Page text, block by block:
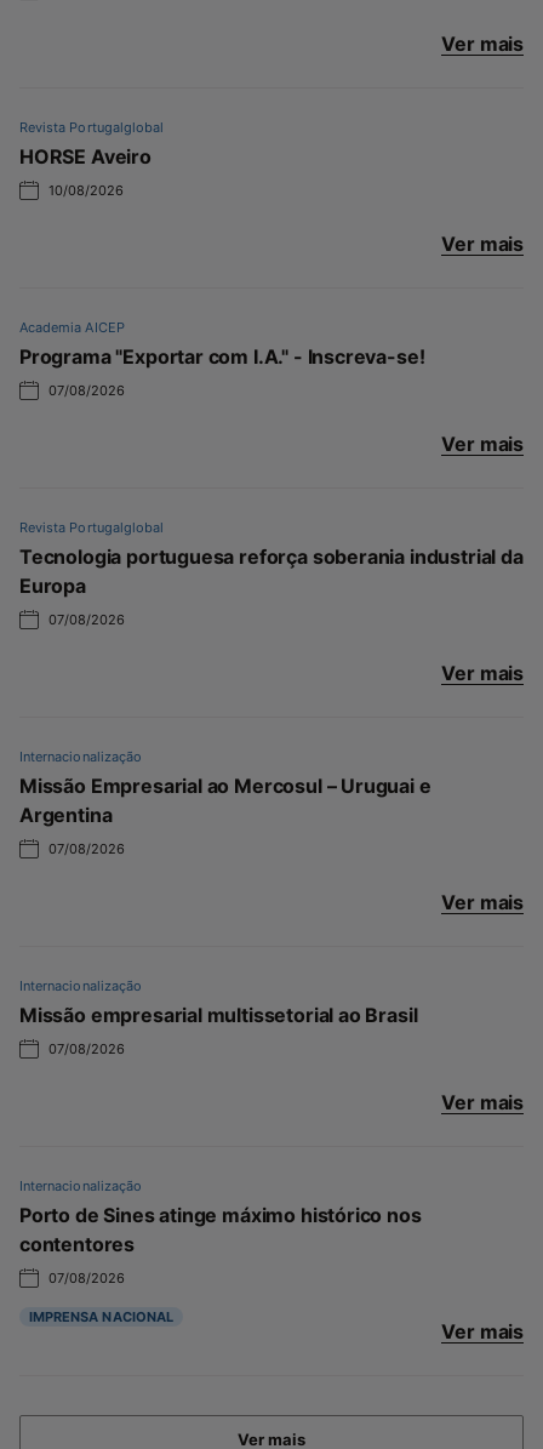
Ver mais
Revista Portugalglobal
HORSE Aveiro
10/08/2026
Ver mais
Academia AICEP
Programa "Exportar com I.A." - Inscreva-se!
07/08/2026
Ver mais
Revista Portugalglobal
Tecnologia portuguesa reforça soberania industrial da
Europa
07/08/2026
Ver mais
Internacionalização
Missão Empresarial ao Mercosul – Uruguai e
Argentina
07/08/2026
Ver mais
Internacionalização
Missão empresarial multissetorial ao Brasil
07/08/2026
Ver mais
Internacionalização
Porto de Sines atinge máximo histórico nos
contentores
07/08/2026
IMPRENSA NACIONAL
Ver mais
Ver mais